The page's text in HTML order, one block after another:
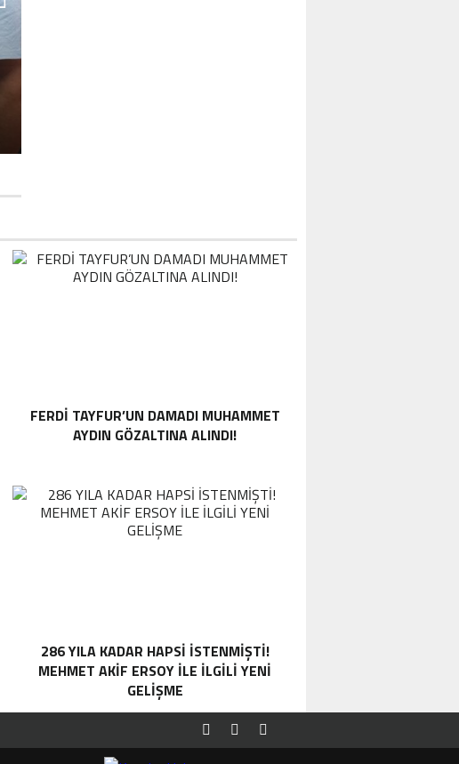
FERDI TAYFUR’UN DAMADI MUHAMMET
AYDIN GÖZALTINA ALINDI!
286 YILA KADAR HAPSI ISTENMIŞTI!
MEHMET AKIF ERSOY ILE ILGILI YENI
GELIŞME